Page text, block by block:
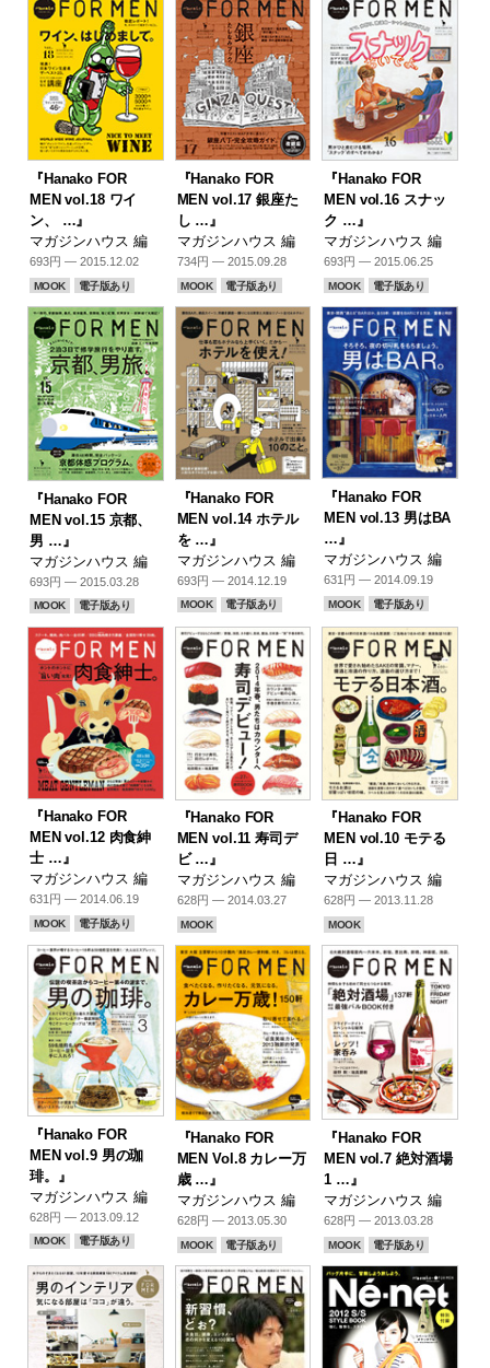
『Hanako FOR
MEN vol.18 ワイ
ン、 …』
マガジンハウス 編
693円 — 2015.12.02
MOOK 電子版あり
『Hanako FOR
MEN vol.17 銀座た
し …』
マガジンハウス 編
734円 — 2015.09.28
MOOK 電子版あり
『Hanako FOR
MEN vol.16 スナッ
ク …』
マガジンハウス 編
693円 — 2015.06.25
MOOK 電子版あり
『Hanako FOR
MEN vol.15 京都、
男 …』
マガジンハウス 編
693円 — 2015.03.28
MOOK 電子版あり
『Hanako FOR
MEN vol.14 ホテル
を …』
マガジンハウス 編
693円 — 2014.12.19
MOOK 電子版あり
『Hanako FOR
MEN vol.13 男はBA
…』
マガジンハウス 編
631円 — 2014.09.19
MOOK 電子版あり
『Hanako FOR
MEN vol.12 肉食紳
士 …』
マガジンハウス 編
631円 — 2014.06.19
MOOK 電子版あり
『Hanako FOR
MEN vol.11 寿司デ
ビ …』
マガジンハウス 編
628円 — 2014.03.27
MOOK
『Hanako FOR
MEN vol.10 モテる
日 …』
マガジンハウス 編
628円 — 2013.11.28
MOOK
『Hanako FOR
MEN vol.9 男の珈
琲。』
マガジンハウス 編
628円 — 2013.09.12
MOOK 電子版あり
『Hanako FOR
MEN Vol.8 カレー万
歳 …』
マガジンハウス 編
628円 — 2013.05.30
MOOK 電子版あり
『Hanako FOR
MEN vol.7 絶対酒場
1 …』
マガジンハウス 編
628円 — 2013.03.28
MOOK 電子版あり